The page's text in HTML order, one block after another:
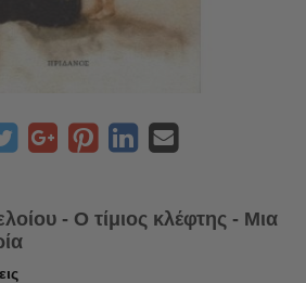
- Ο τίμιος κλέφτης - Μια